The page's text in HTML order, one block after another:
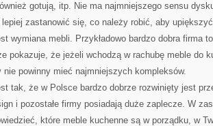
gotują, itp. Nie ma najmniejszego sensu
lepiej zastanowić się, co należy robić, aby
wymiana mebli. Przykładowo bardzo dobra firma
pokazuje, że jeżeli wchodzą w rachubę meble do
nie powinny mieć najmniejszych kompleksów.
tak, że w Polsce bardzo dobrze rozwinięty jest
i pozostałe firmy posiadają duże zaplecze. W
które meble kuchenne są w porządku, w